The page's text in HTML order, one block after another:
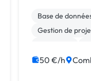
WordPress
Base de
Gestion de
Visual Basic
50 €/h